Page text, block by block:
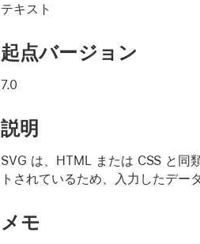
テキスト
起点バージョン
7.0
説明
SVG は、HTML または CSS と同
トされているため、入力したデー
メモ